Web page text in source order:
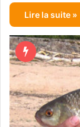
Lire la suite »